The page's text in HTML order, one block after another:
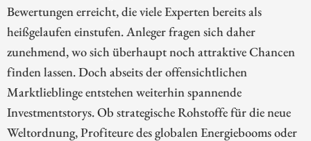
Bewertungen erreicht, die viele Experten bereits als
heißgelaufen einstufen. Anleger fragen sich daher
zunehmend, wo sich überhaupt noch attraktive Chancen
finden lassen. Doch abseits der offensichtlichen
Marktlieblinge entstehen weiterhin spannende
Investmentstorys. Ob strategische Rohstoffe für die neue
Weltordnung, Profiteure des globalen Energiebooms oder